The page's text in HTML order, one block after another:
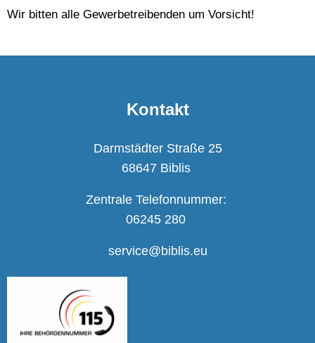
Wir bitten alle Gewerbetreibenden um Vorsicht!
Kontakt
Darmstädter Straße 25
68647 Biblis
Zentrale Telefonnummer:
06245 280
service@biblis.eu